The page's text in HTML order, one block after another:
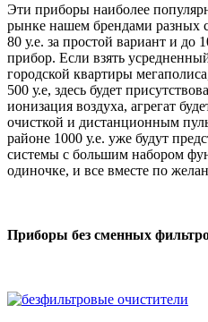
Эти приборы наиболее
рынке нашем брендами разных
80 у.е. за простой вариант и до
прибор. Если взять
городской квартиры
500 у.е, здесь будет
ионизация воздуха, агрегат
очисткой и дистанционным
районе 1000 у.е. уже будут
системы с большим набором
одиночке, и все вместе по
Приборы без сменных